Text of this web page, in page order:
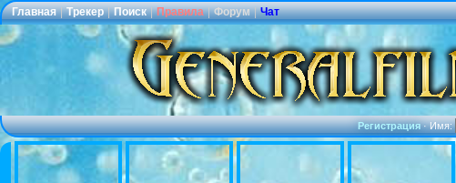
Главная | Трекер | Поиск | Правила | Форум | Чат
Регистрация·Имя: